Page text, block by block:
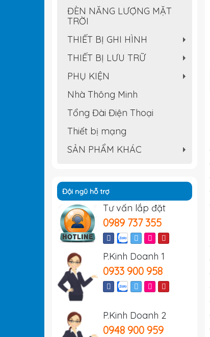
ĐÈN NĂNG LƯỢNG MẶT
TRỜI
THIẾT BỊ GHI HÌNH
THIẾT BỊ LƯU TRỮ
PHỤ KIỆN
Nhà Thông Minh
Tổng Đài Điện Thoại
Thiết bị mạng
SẢN PHẨM KHÁC
Đội ngũ hỗ trợ
Tư vấn lắp đặt
0989 737 355
P.Kinh Doanh 1
0933 900 958
P.Kinh Doanh 2
0948 900 959